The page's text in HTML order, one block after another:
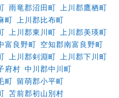
雨竜郡沼田町
上川郡鷹栖町
町
上川郡比布町
上川郡東川町
上川郡美瑛町
富良野町 空知郡南富良野町
上川郡剣淵町
上川郡下川町
府村 中川郡中川町
町 留萌郡小平町
苫前郡初山別村